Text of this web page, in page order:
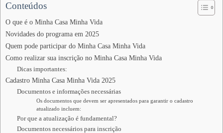
Conteúdos
O que é o Minha Casa Minha Vida
Novidades do programa em 2025
Quem pode participar do Minha Casa Minha Vida
Como realizar sua inscrição no Minha Casa Minha Vida
Dicas importantes:
Cadastro Minha Casa Minha Vida 2025
Documentos e informações necessárias
Os documentos que devem ser apresentados para garantir o cadastro
atualizado incluem:
Por que a atualização é fundamental?
Documentos necessários para inscrição